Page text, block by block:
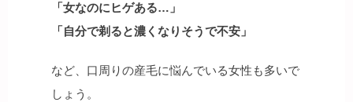
「女なのにヒゲある…」
「自分で剃ると濃くなりそうで不安」
など、口周りの産毛に悩んでいる女性も多いで
しょう。